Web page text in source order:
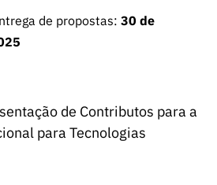
de propostas: 30 de
de Contributos para a
para Tecnologias